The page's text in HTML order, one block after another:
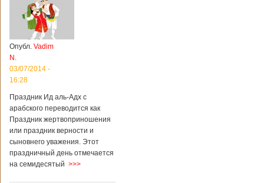
Опубл. Vadim
N.
03/07/2014 -
16:28
Праздник Ид аль-Адх с
арабского переводится как
Праздник жертвоприношения
или праздник верности и
сыновнего уважения. Этот
праздничный день отмечается
на семидесятый >>>